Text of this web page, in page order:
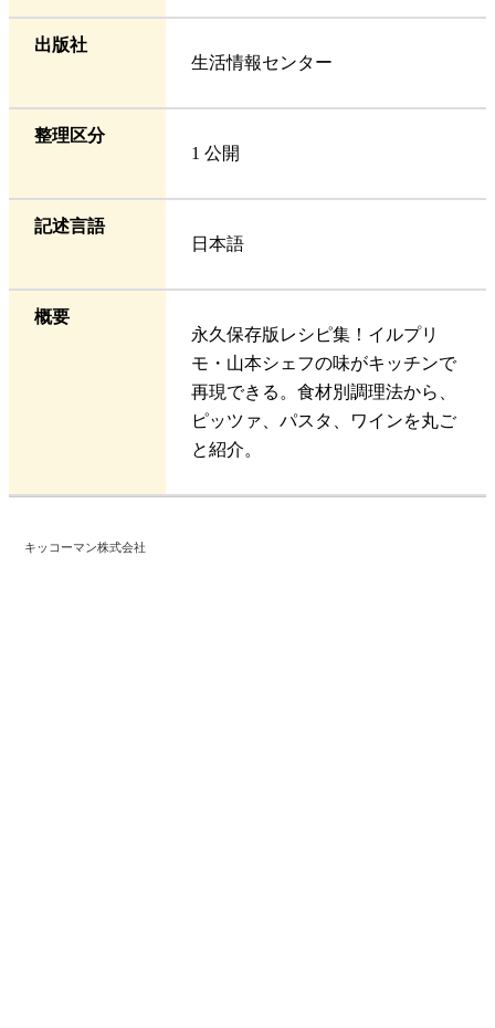
出版社
生活情報センター
整理区分
1 公開
記述言語
日本語
概要
永久保存版レシピ集！イルプリ
モ・山本シェフの味がキッチンで
再現できる。食材別調理法から、
ピッツァ、パスタ、ワインを丸ご
と紹介。
キッコーマン株式会社